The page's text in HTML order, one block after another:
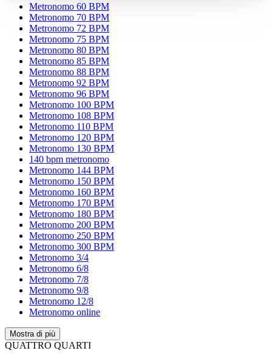
Metronomo 60 BPM
Metronomo 70 BPM
Metronomo 72 BPM
Metronomo 75 BPM
Metronomo 80 BPM
Metronomo 85 BPM
Metronomo 88 BPM
Metronomo 92 BPM
Metronomo 96 BPM
Metronomo 100 BPM
Metronomo 108 BPM
Metronomo 110 BPM
Metronomo 120 BPM
Metronomo 130 BPM
140 bpm metronomo
Metronomo 144 BPM
Metronomo 150 BPM
Metronomo 160 BPM
Metronomo 170 BPM
Metronomo 180 BPM
Metronomo 200 BPM
Metronomo 250 BPM
Metronomo 300 BPM
Metronomo 3/4
Metronomo 6/8
Metronomo 7/8
Metronomo 9/8
Metronomo 12/8
Metronomo online
Mostra di più
QUATTRO QUARTI